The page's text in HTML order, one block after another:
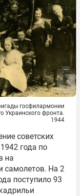
госфилармонии
Украинского фронта.
1944
советских
года по
на
самолетов. На 2
поступило 93